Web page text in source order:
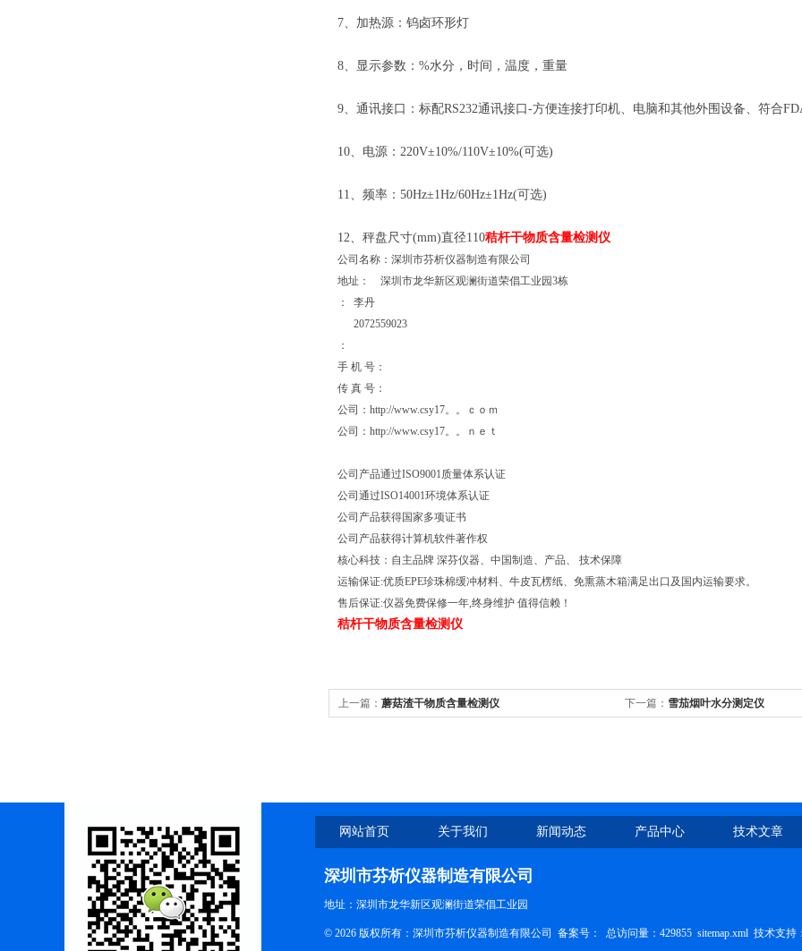
7、加热源：钨卤环形灯
8、显示参数：%水分，时间，温度，重量
9、通讯接口：标配RS232通讯接口-方便连接打印机、电脑和其他外围设备、符合
10、电源：220V±10%/110V±10%(可选)
11、频率：50Hz±1Hz/60Hz±1Hz(可选)
12、秤盘尺寸(mm)直径110秸杆干物质含量检测仪
公司名称：深圳市芬析仪器制造有限公司
地址： 深圳市龙华新区观澜街道荣倡工业园3栋
： 李丹
2072559023
：
手 机 号：
传 真 号：
公司：http://www.csy17。。ｃｏｍ
公司：http://www.csy17。。ｎｅｔ
公司产品通过ISO9001质量体系认证
公司通过ISO14001环境体系认证
公司产品获得国家多项证书
公司产品获得计算机软件著作权
核心科技：自主品牌 深芬仪器、中国制造、产品、 技术保障
运输保证:优质EPE珍珠棉缓冲材料、牛皮瓦楞纸、免熏蒸木箱满足出口及国内运输要求。
售后保证:仪器免费保修一年,终身维护 值得信赖！
秸杆干物质含量检测仪
上一篇： 蘑菇渣干物质含量检测仪 下一篇： 雪茄烟叶水分测定仪
网站首页 关于我们 新闻动态 产品中心 技术文章
深圳市芬析仪器制造有限公司
地址：深圳市龙华新区观澜街道荣倡工业园
© 2026 版权所有：深圳市芬析仪器制造有限公司 备案号： 总访问量：429855 sitemap.xml 技术支持：